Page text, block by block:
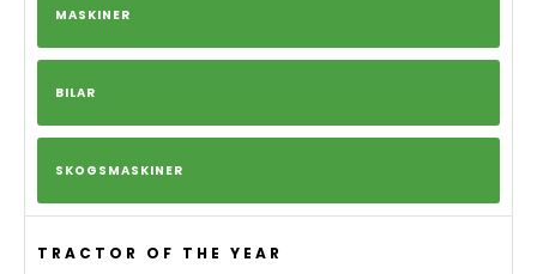
MASKINER
BILAR
SKOGSMASKINER
TRACTOR OF THE YEAR